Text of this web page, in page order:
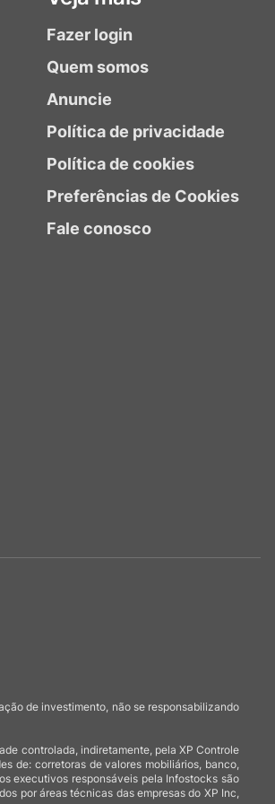
Fazer login
Quem somos
Anuncie
Política de privacidade
Política de cookies
Preferências de Cookies
Fale conosco
de investimento, não se responsabilizando
controlada, indiretamente, pela XP Controle
de: corretoras de valores mobiliários, banco,
executivos responsáveis pela Infostocks são
por áreas técnicas das empresas do XP Inc,